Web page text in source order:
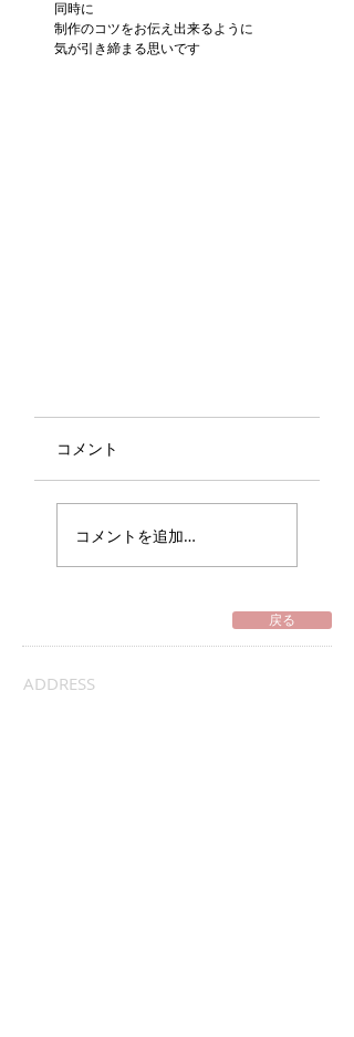
同時に
制作のコツをお伝え出来るように
気が引き締まる思いです
コメント
コメントを追加…
戻る
ADDRESS